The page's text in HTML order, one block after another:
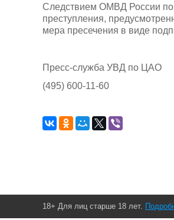
Следствием ОМВД России по
преступления,
мера пресечения в виде
Пресс-служба УВД по ЦАО
(495) 600-11-60
18+ Для лиц старше 18 лет.